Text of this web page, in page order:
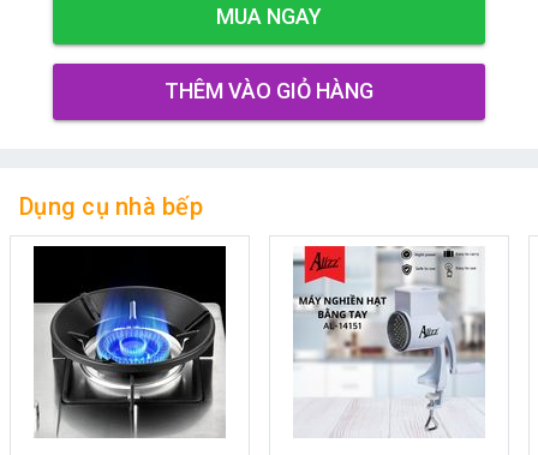
MUA NGAY
THÊM VÀO GIỎ HÀNG
Dụng cụ nhà bếp